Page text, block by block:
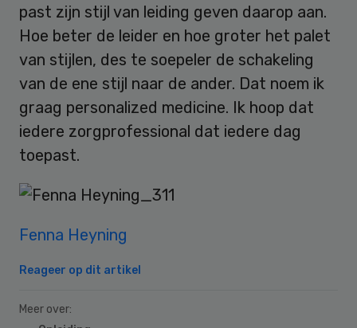
past zijn stijl van leiding geven daarop aan.
Hoe beter de leider en hoe groter het palet
van stijlen, des te soepeler de schakeling
van de ene stijl naar de ander. Dat noem ik
graag personalized medicine. Ik hoop dat
iedere zorgprofessional dat iedere dag
toepast.
Fenna Heyning
Reageer op dit artikel
Meer over: